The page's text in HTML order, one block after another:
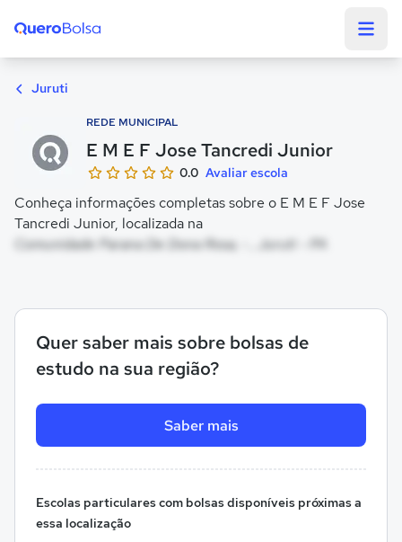
Juruti
REDE MUNICIPAL
E M E F Jose Tancredi Junior
0.0 Avaliar escola
Conheça informações completas sobre o E M E F Jose
Tancredi Junior, localizada na
Comunidade Parana De Dona Rosa, - , Juruti - PA
Quer saber mais sobre bolsas de
estudo na sua região?
Saber mais
Escolas particulares com bolsas disponíveis próximas a
essa localização